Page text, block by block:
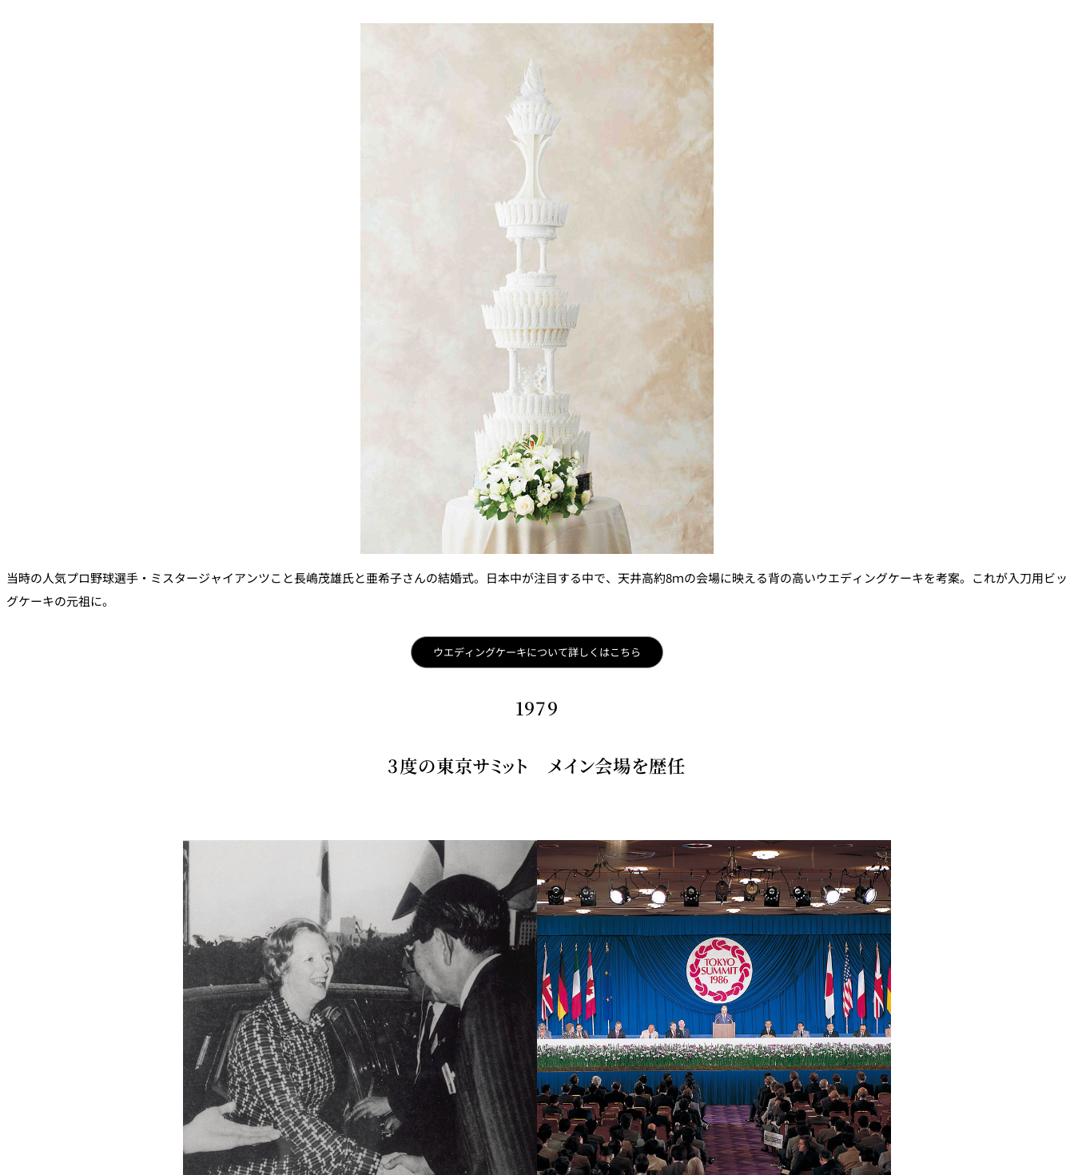
当時の人気プロ野球選手・ミスタージャイアンツこと長嶋茂雄氏と亜希子さんの結婚式。日本中が注目する中で、天井高約8ｍの会場に映える背の高いウエディングケーキを考案。これが入刀用ビッ
グケーキの元祖に。
ウエディングケーキについて詳しくはこちら
1979
3度の東京サミット メイン会場を歴任